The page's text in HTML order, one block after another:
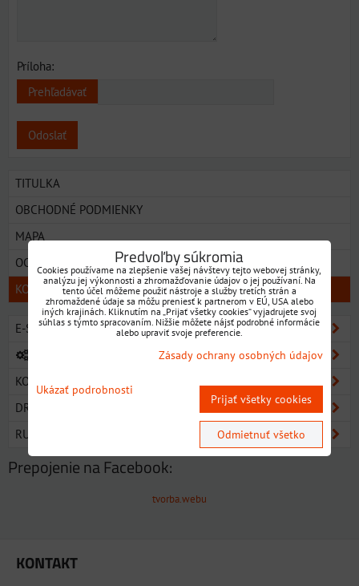
Príloha:
Odoslať
TITULKA
OBCHODNÉ PODMIENKY
MAPA
OCHRANA OSOBNÝCH ÚDAJOV
KONTAKT
E-SHOP SORTIMENT
KOVOOBRÁBACIE NÁSTROJE
KOMUNÁLNE NÁRADIE A NÁSTROJE
DREVOOBRÁBACIE NÁSTROJE
RUČNÉ ELEKTRICKÉ NÁRADIE
Prepojenie na Facebook:
tvorba.webu
KONTAKT
Predvoľby súkromia
Cookies používame na zlepšenie vašej návštevy tejto webovej stránky,
analýzu jej výkonnosti a zhromažďovanie údajov o jej používaní. Na
tento účel môžeme použiť nástroje a služby tretích strán a
zhromaždené údaje sa môžu preniesť k partnerom v EÚ, USA alebo
iných krajinách. Kliknutím na „Prijať všetky cookies“ vyjadrujete svoj
súhlas s týmto spracovaním. Nižšie môžete nájsť podrobné informácie
alebo upraviť svoje preferencie.
Zásady ochrany osobných údajov
Ukázať podrobnosti
Prijať všetky cookies
Odmietnuť všetko